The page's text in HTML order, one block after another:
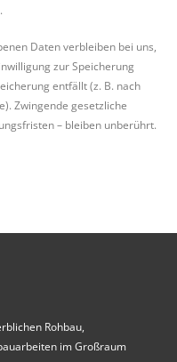
Daten verbleiben bei uns,
zur Speicherung
entfällt (z. B. nach
Zwingende gesetzliche
– bleiben unberührt.
Rohbau,
im Großraum